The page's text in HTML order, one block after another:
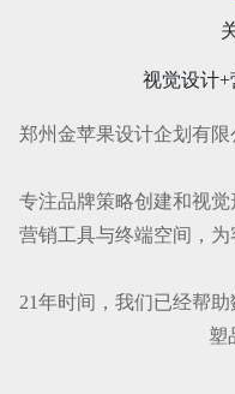
视觉设计
郑州金苹果设计企划有
专注品牌策略创建和视觉
营销工具与终端空间，
21年时间，我们已经帮
塑